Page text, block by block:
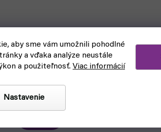
aby sme vám umožnili pohodlné
a vďaka analýze neustále
a použiteľnosť. Viac informácií
Nastavenie